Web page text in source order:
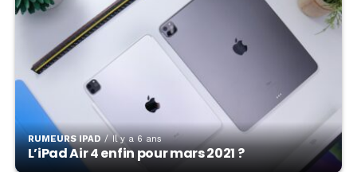
RUMEURS IPAD Il y a 6 ans
L’iPad Air 4 enfin pour mars 2021 ?